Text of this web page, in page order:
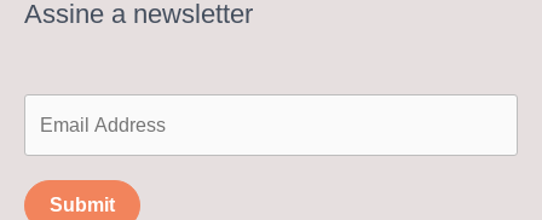
Assine a newsletter
Submit